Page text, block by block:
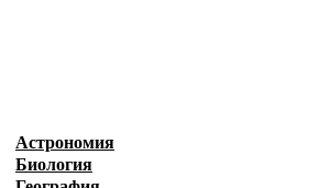
Астрономия
Биология